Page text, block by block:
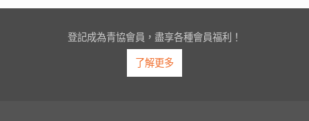
登記成為青協會員，盡享各種會員福利！
了解更多